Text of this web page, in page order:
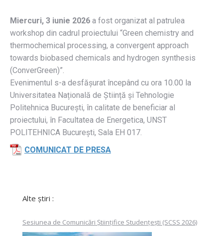
Miercuri, 3 iunie 2026 a fost organizat al patrulea
workshop din cadrul proiectului “Green chemistry and
thermochemical processing, a convergent approach
towards biobased chemicals and hydrogen synthesis
(ConverGreen)”.
Evenimentul s-a desfășurat începând cu ora 10.00 la
Universitatea Națională de Știință și Tehnologie
Politehnica București, în calitate de beneficiar al
proiectului, în Facultatea de Energetica, UNST
POLITEHNICA București, Sala EH 017.
COMUNICAT DE PRESA
Alte știri :
Sesiunea de Comunicări Științifice Studențești (SCSS 2026)